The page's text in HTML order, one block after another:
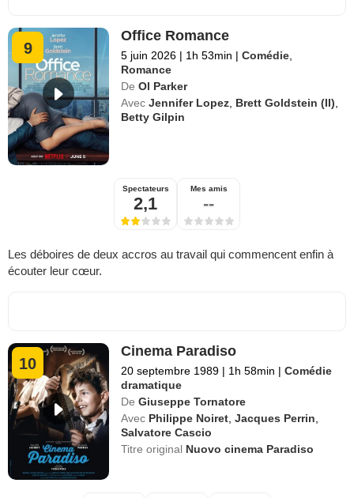
9
Office Romance
5 juin 2026 | 1h 53min | Comédie
Romance
De Ol Parker
Avec Jennifer Lopez Brett Goldstein (II)
Betty Gilpin
Spectateurs
2,1
Mes amis
--
Les déboires de deux accros au travail qui commencent enfin à
écouter leur cœur.
10
Cinema Paradiso
20 septembre 1989 | 1h 58min | Comédie
dramatique
De Giuseppe Tornatore
Avec Philippe Noiret ,Jacques Perrin
Salvatore Cascio
Titre original Nuovo cinema Paradiso